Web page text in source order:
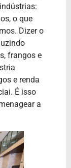
o que
Dizer o
frangos e
e renda
É isso
a